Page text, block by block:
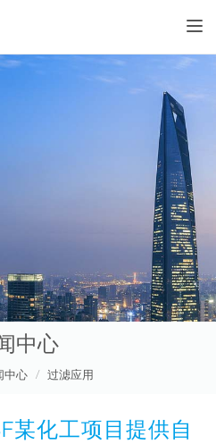
中心
中心 过滤应用
某化工项目提供自